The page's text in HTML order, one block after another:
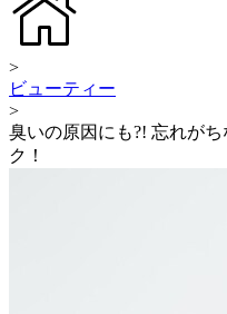
>
ビューティー
>
臭いの原因にも?! 忘れが
ク！